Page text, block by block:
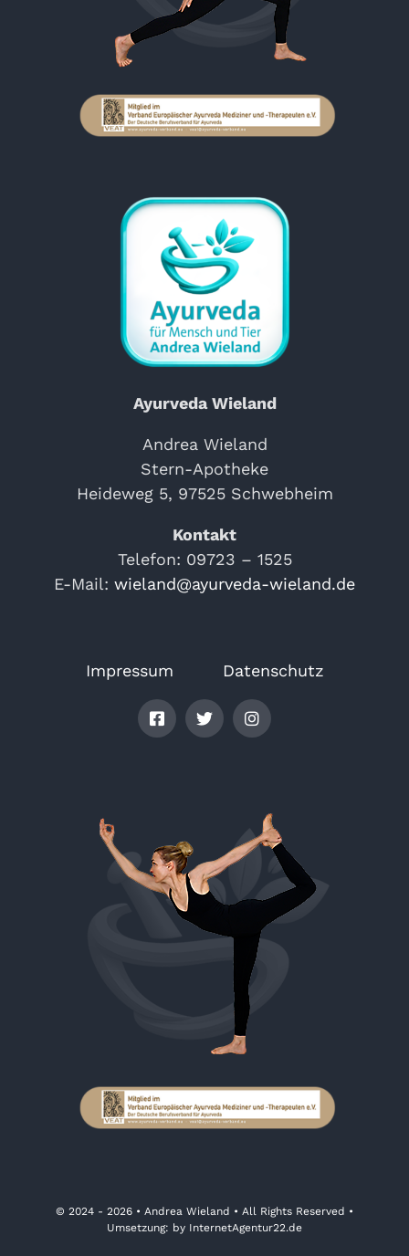
Ayurveda Wieland
Andrea Wieland
Stern-Apotheke
Heideweg 5, 97525 Schwebheim
Kontakt
Telefon: 09723 – 1525
E-Mail: wieland@ayurveda-wieland.de
Impressum Datenschutz
© 2024 - 2026 • Andrea Wieland • All Rights Reserved •
Umsetzung: by InternetAgentur22.de